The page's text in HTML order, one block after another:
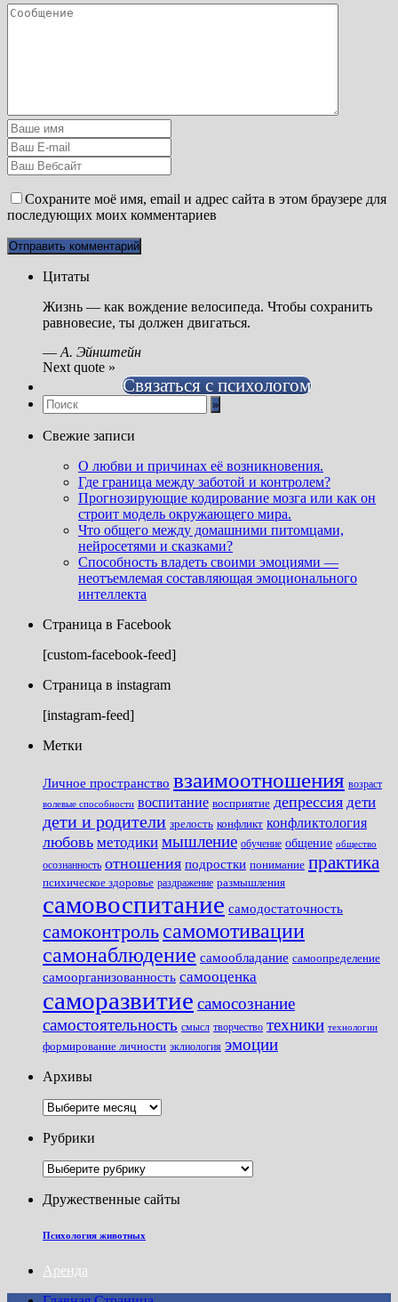
Сохраните моё имя, email и адрес сайта в этом браузере для
последующих моих комментариев
Цитаты
Жизнь — как вождение велосипеда. Чтобы сохранить
равновесие, ты должен двигаться.
— А. Эйнштейн
Next quote »
Связаться с психологом
Свежие записи
О любви и причинах её возникновения.
Где граница между заботой и контролем?
Прогнозирующие кодирование мозга или как он
строит модель окружающего мира.
Что общего между домашними питомцами,
нейросетями и сказками?
Способность владеть своими эмоциями —
неотъемлемая составляющая эмоционального
интеллекта
Страница в Facebook
[custom-facebook-feed]
Страница в instagram
[instagram-feed]
Метки
Личное пространство взаимоотношения возраст
волевые способности воспитание восприятие депрессия дети
дети и родители зрелость конфликт конфликтология
любовь методики мышление обучение общение общество
осознанность отношения подростки понимание практика
психическое здоровье раздражение размышления
самовоспитание самодостаточность
самоконтроль самомотивации
самонаблюдение самообладание самоопределение
самоорганизованность самооценка
саморазвитие самосознание
самостоятельность смысл творчество техники технологии
формирование личности эклиология эмоции
Архивы
Архивы
Рубрики
Рубрики
Дружественные сайты
Психология животных
Аренда